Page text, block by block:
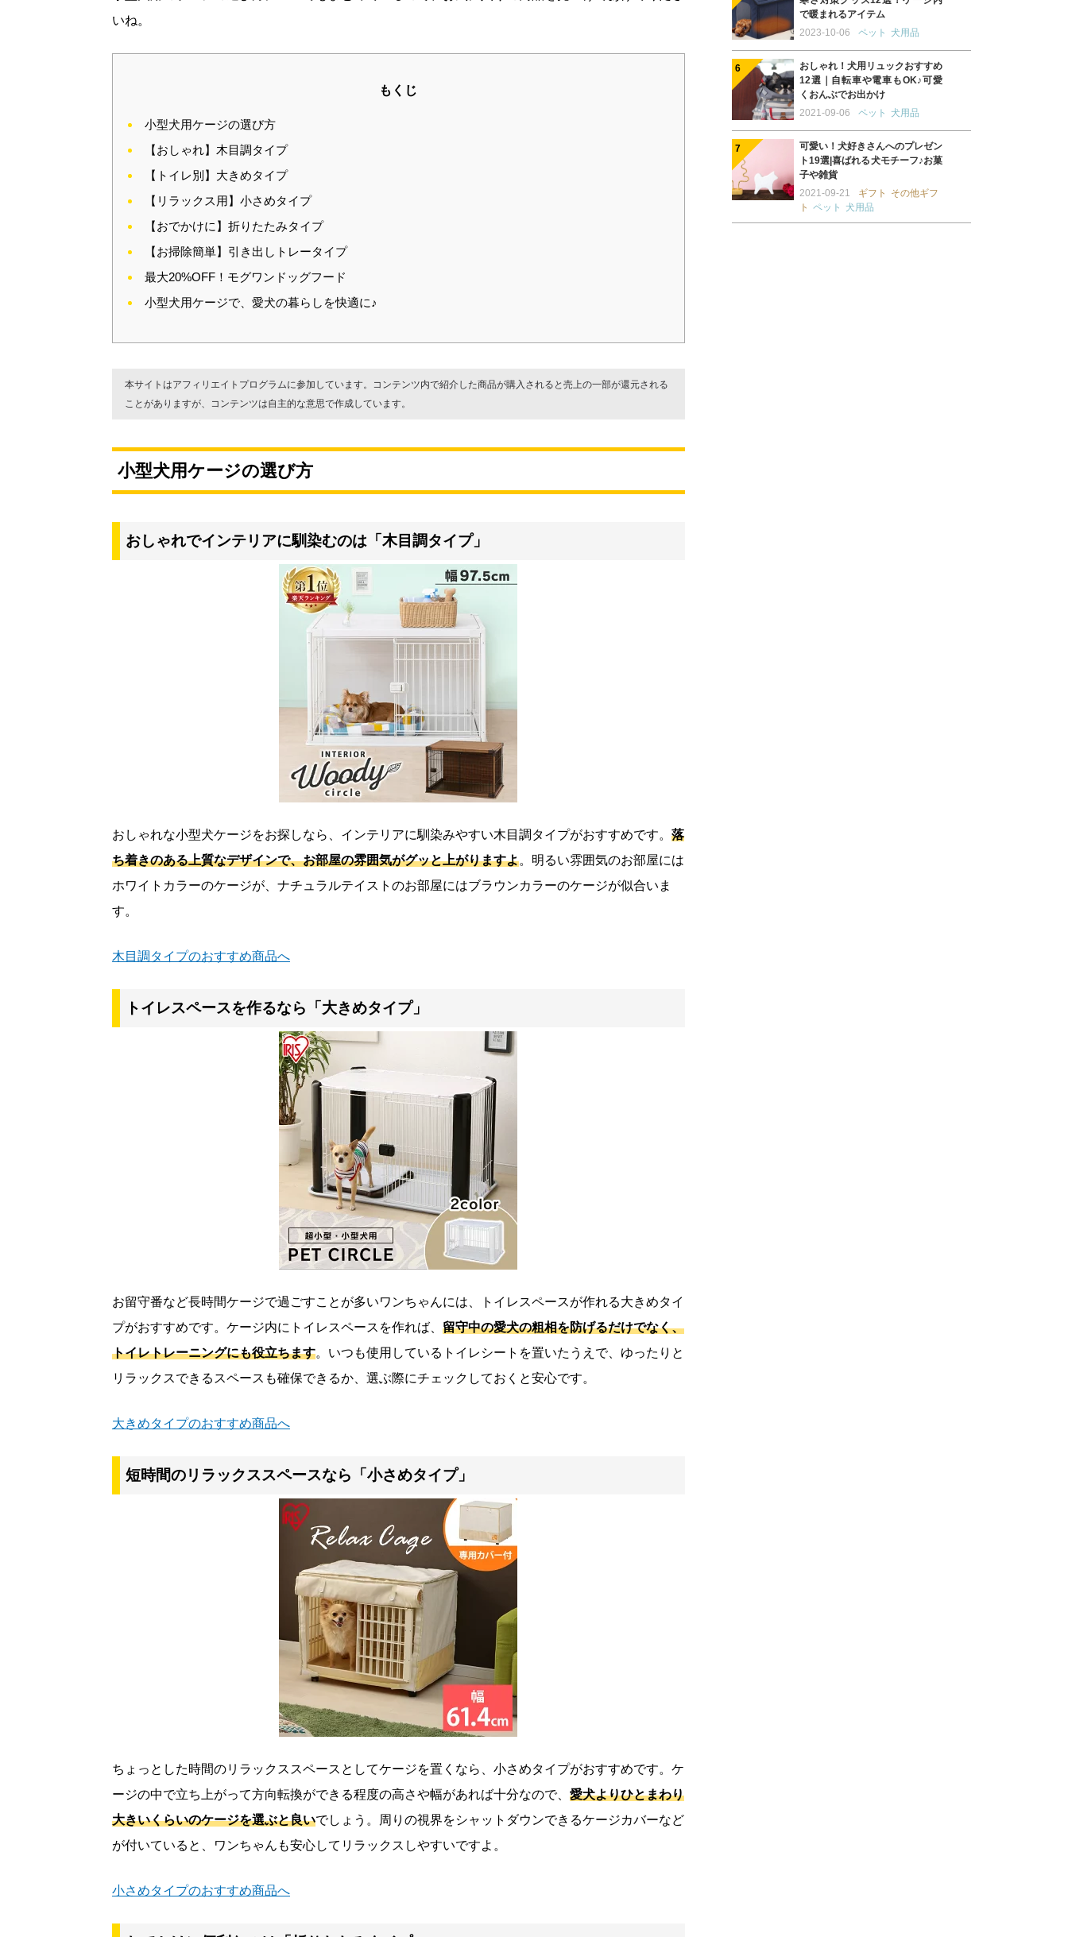
いね。
もくじ
小型犬用ケージの選び方
【おしゃれ】木目調タイプ
【トイレ別】大きめタイプ
【リラックス用】小さめタイプ
【おでかけに】折りたたみタイプ
【お掃除簡単】引き出しトレータイプ
最大20%OFF！モグワンドッグフード
小型犬用ケージで、愛犬の暮らしを快適に♪
本サイトはアフィリエイトプログラムに参加しています。コンテンツ内で紹介した商品が購入されると売上の一部が還元される
ことがありますが、コンテンツは自主的な意思で作成しています。
小型犬用ケージの選び方
おしゃれでインテリアに馴染むのは「木目調タイプ」
おしゃれな小型犬ケージをお探しなら、インテリアに馴染みやすい木目調タイプがおすすめです。 落
ち着きのある上質なデザインで、お部屋の雰囲気がグッと上がりますよ。明るい雰囲気のお部屋には
ホワイトカラーのケージが、ナチュラルテイストのお部屋にはブラウンカラーのケージが似合いま
す。
木目調タイプのおすすめ商品へ
トイレスペースを作るなら「大きめタイプ」
お留守番など長時間ケージで過ごすことが多いワンちゃんには、トイレスペースが作れる大きめタイ
プがおすすめです。ケージ内にトイレスペースを作れば、 留守中の愛犬の粗相を防げるだけでなく、
トイレトレーニングにも役立ちます。いつも使用しているトイレシートを置いたうえで、ゆったりと
リラックスできるスペースも確保できるか、選ぶ際にチェックしておくと安心です。
大きめタイプのおすすめ商品へ
短時間のリラックススペースなら「小さめタイプ」
ちょっとした時間のリラックススペースとしてケージを置くなら、小さめタイプがおすすめです。ケ
ージの中で立ち上がって方向転換ができる程度の高さや幅があれば十分なので、 愛犬よりひとまわり
大きいくらいのケージを選ぶと良いでしょう。周りの視界をシャットダウンできるケージカバーなど
が付いていると、ワンちゃんも安心してリラックスしやすいですよ。
小さめタイプのおすすめ商品へ
で暖まれるアイテム
2023-10-06
ペット 犬用品
おしゃれ！犬用リュックおすすめ
12選｜自転車や電車もOK♪可愛
くおんぶでお出かけ
2021-09-06
ペット 犬用品
可愛い！犬好きさんへのプレゼン
ト19選|喜ばれる犬モチーフ♪お菓
子や雑貨
2021-09-21
ギフト
その他ギフ
ト ペット 犬用品